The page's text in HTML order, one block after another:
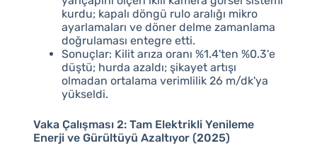
kurdu; kapalı döngü rulo aralığı mikro
ayarlamaları ve döner delme zamanlama
doğrulaması entegre etti.
Sonuçlar: Kilit arıza oranı %1.4'ten %0.3'e
düştü; hurda azaldı; şikayet artışı
olmadan ortalama verimlilik 26 m/dk'ya
yükseldi.
Vaka Çalışması 2: Tam Elektrikli Yenileme
Enerji ve Gürültüyü Azaltıyor (2025)